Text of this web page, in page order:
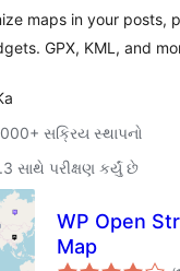
maps in your posts,
GPX, KML, and
સક્રિય સ્થાપનો
સાથે પરીક્ષણ કર્યું છે
WP Open
Map